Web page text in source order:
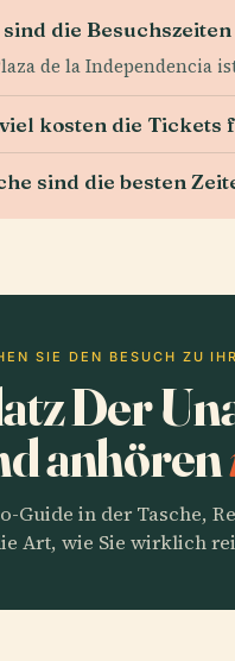
sind die
de la Independencia
kosten die Tickets
sind die besten
SIE DEN BESUCH ZU
Der
anhören
Guide in der Tasche,
Art, wie Sie wirklich